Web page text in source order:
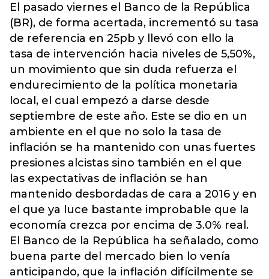
El pasado viernes el Banco de la República
(BR), de forma acertada, incrementó su tasa
de referencia en 25pb y llevó con ello la
tasa de intervención hacia niveles de 5,50%,
un movimiento que sin duda refuerza el
endurecimiento de la política monetaria
local, el cual empezó a darse desde
septiembre de este año. Este se dio en un
ambiente en el que no solo la tasa de
inflación se ha mantenido con unas fuertes
presiones alcistas sino también en el que
las expectativas de inflación se han
mantenido desbordadas de cara a 2016 y en
el que ya luce bastante improbable que la
economía crezca por encima de 3.0% real.
El Banco de la República ha señalado, como
buena parte del mercado bien lo venía
anticipando, que la inflación difícilmente se